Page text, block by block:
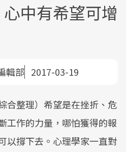
中有希望可增
輯部 2017-03-19
合整理）希望是在挫折、危
工作的力量，哪怕獲得的報
以撐下去。心理學家一直對